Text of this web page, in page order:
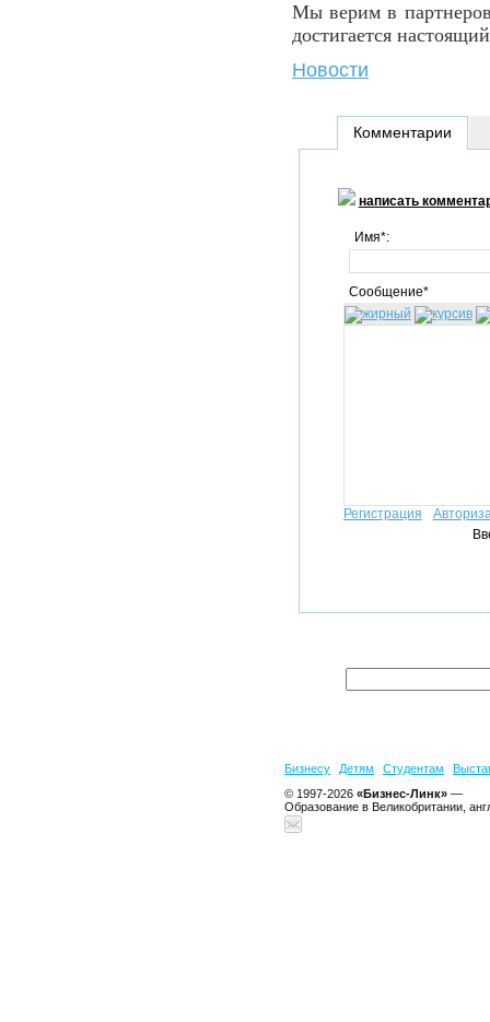
Мы верим в
достигается
Новости
Комментарии
написать
Имя*:
Сообщение*
Регистрация
Бизнесу Детям Студентам
© 1997-2026 «Бизнес-Линк» —
Образование в Великобритании,